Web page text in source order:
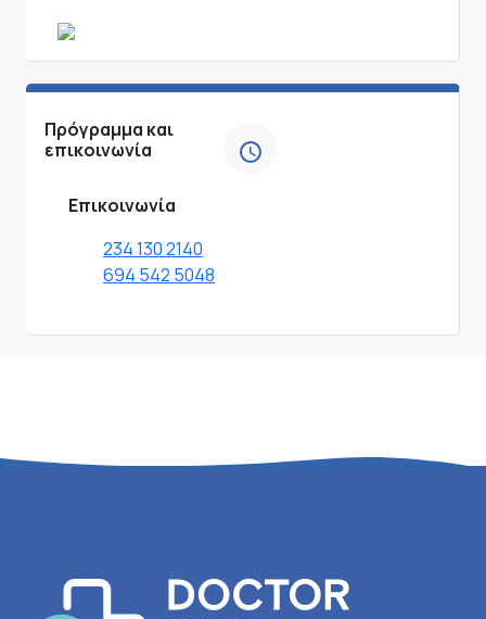
Πρόγραμμα και
επικοινωνία
Επικοινωνία
234 130 2140
694 542 5048